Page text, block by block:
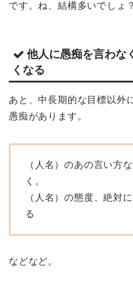
です。ね、結構多いでしょ
他人に愚痴を言わな
くなる
あと、中長期的な目標以外
愚痴があります。
（人名）のあの言い方
く。
（人名）の態度、絶対
る
などなど。